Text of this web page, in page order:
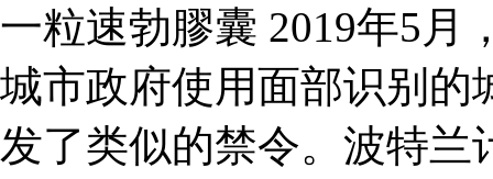
一粒速勃膠囊 2019年5月
城市政府使用面部识别的
发了类似的禁令。波特兰